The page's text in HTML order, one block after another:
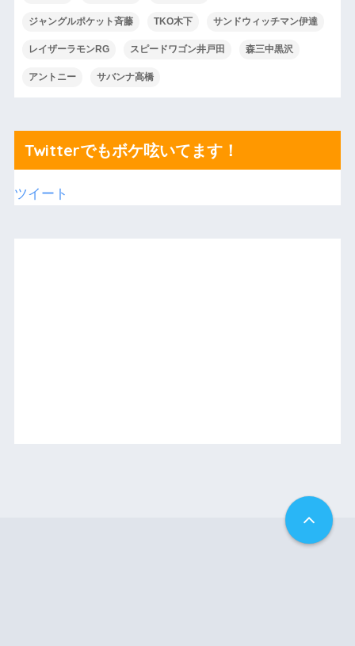
ジャングルポケット斉藤 TKO木下 サンドウィッチマン伊達
レイザーラモンRG スピードワゴン井戸田 森三中黒沢
アントニー サバンナ高橋
Twitterでもボケ呟いてます！
ツイート